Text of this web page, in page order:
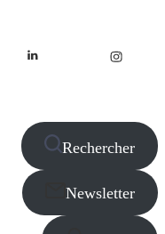
Rechercher
Newsletter